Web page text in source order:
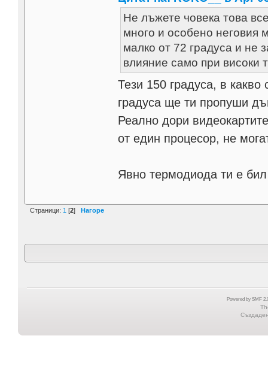
Не лъжете човека това
много и особено
малко от 72 градуса и не
влияние само при високи
Тези 150 градуса, в
градуса ще ти пропуши
Реално дори
от един процесор, не
Явно термодиода ти е
Страници: 1 [2] Нагоре
Powered by SMF